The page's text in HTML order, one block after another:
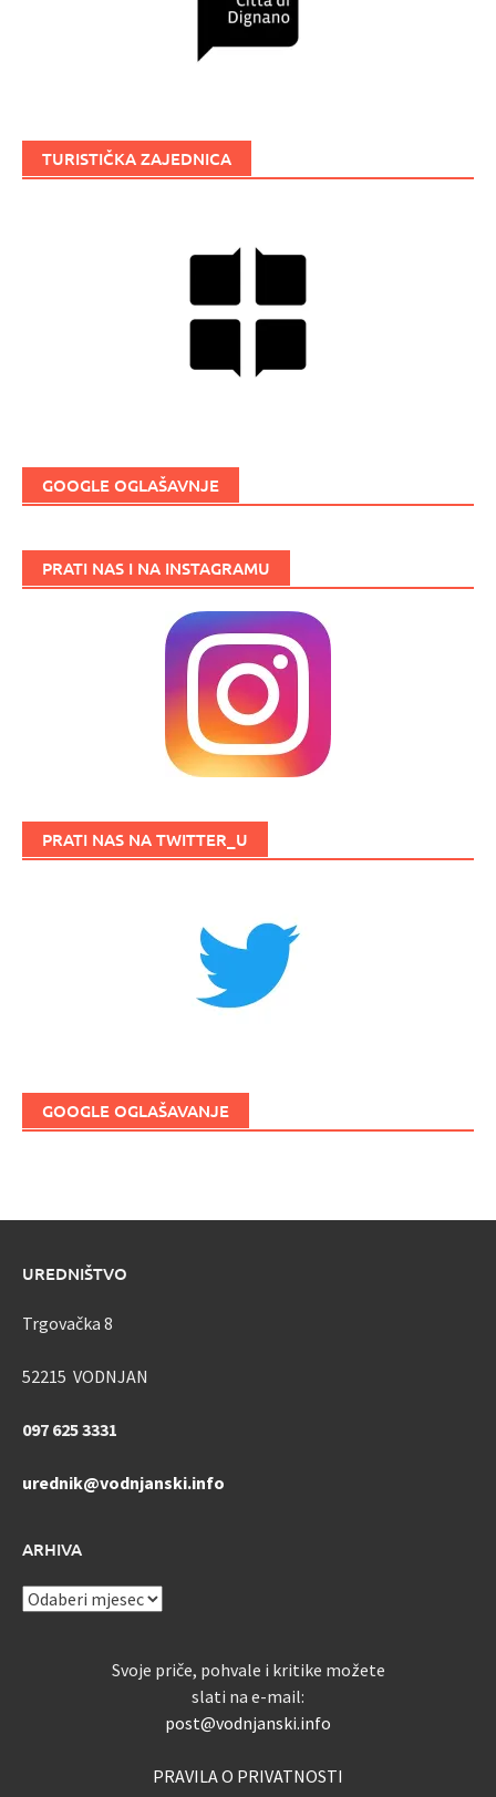
TURISTIČKA ZAJEDNICA
GOOGLE OGLAŠAVNJE
PRATI NAS I NA INSTAGRAMU
PRATI NAS NA TWITTER_U
GOOGLE OGLAŠAVANJE
UREDNIŠTVO
Trgovačka 8
52215 VODNJAN
097 625 3331
urednik@vodnjanski.info
ARHIVA
ARHIVA
Svoje priče, pohvale i kritike možete
slati na e-mail:
post@vodnjanski.info
PRAVILA O PRIVATNOSTI